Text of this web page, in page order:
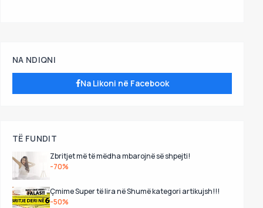
NA NDIQNI
Na Likoni në Facebook
TË FUNDIT
Zbritjet më të mëdha mbarojnë së shpejti!
-70%
Çmime Super të lira në Shumë kategori artikujsh!!!
-50%